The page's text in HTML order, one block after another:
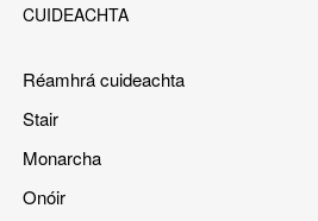
CUIDEACHTA
Réamhrá cuideachta
Stair
Monarcha
Onóir